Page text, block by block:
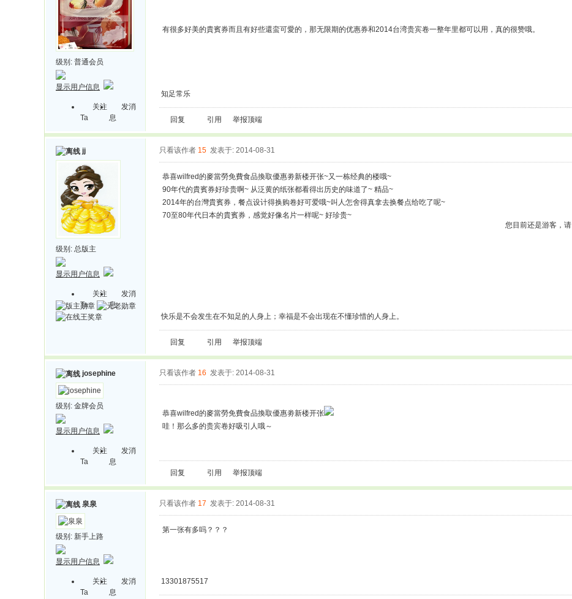
级别: 普通会员
显示用户信息
关注
Ta
发消
息
有很多好美的貴賓券而且有好些還蛮可愛的，那无限期的优惠券和2014台湾贵宾卷一整年里都可以用，真的很赞哦。
知足常乐
回复 引用 举报顶端
jj
级别: 总版主
显示用户信息
关注
Ta
发消
息
只看该作者 15 发表于: 2014-08-31
恭喜wilfred的麥當勞免費食品換取優惠劵新楼开张~又一栋经典的楼哦~
90年代的貴賓券好珍贵啊~ 从泛黄的纸张都看得出历史的味道了~ 精品~
2014年的台灣貴賓券，餐点设计得换购卷好可爱哦~叫人怎舍得真拿去换餐点给吃了呢~
70至80年代日本的貴賓券，感觉好像名片一样呢~ 好珍贵~
快乐是不会发生在不知足的人身上；幸福是不会出现在不懂珍惜的人身上。
回复 引用 举报顶端
josephine
级别: 金牌会员
显示用户信息
关注
Ta
发消
息
只看该作者 16 发表于: 2014-08-31
恭喜wilfred的麥當勞免費食品換取優惠劵新楼开张
哇！那么多的贵宾卷好吸引人哦～
回复 引用 举报顶端
泉泉
级别: 新手上路
显示用户信息
关注
Ta
发消
息
只看该作者 17 发表于: 2014-08-31
第一张有多吗？？？
13301875517
您目前还是游客，请